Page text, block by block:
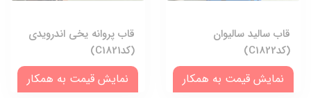
قاب سالید سالیوان
(کدC1822)
نمایش قیمت به همکار
قاب پروانه یخی اندرویدی
(کدC1821)
نمایش قیمت به همکار